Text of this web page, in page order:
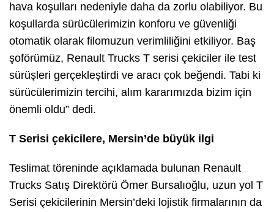
hava koşulları nedeniyle daha da zorlu olabiliyor. Bu
koşullarda sürücülerimizin konforu ve güvenliği
otomatik olarak filomuzun verimliliğini etkiliyor. Baş
şoförümüz, Renault Trucks T serisi çekiciler ile test
sürüşleri gerçekleştirdi ve aracı çok beğendi. Tabi ki
sürücülerimizin tercihi, alım kararımızda bizim için
önemli oldu” dedi.
T Serisi çekicilere, Mersin’de büyük ilgi
Teslimat töreninde açıklamada bulunan Renault
Trucks Satış Direktörü Ömer Bursalıoğlu, uzun yol T
Serisi çekicilerinin Mersin’deki lojistik firmalarının da